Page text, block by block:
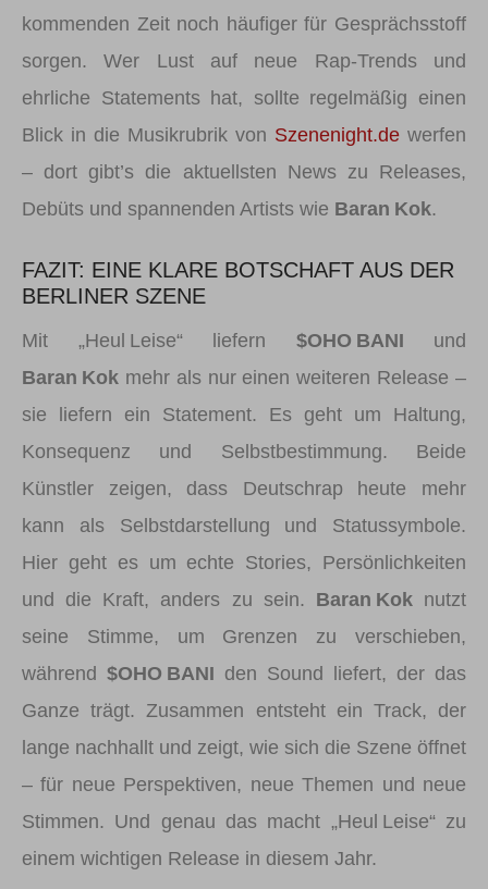
kommenden Zeit noch häufiger für Gesprächsstoff
sorgen. Wer Lust auf neue Rap-Trends und
ehrliche Statements hat, sollte regelmäßig einen
Blick in die Musikrubrik von Szenenight.de werfen
– dort gibt’s die aktuellsten News zu Releases,
Debüts und spannenden Artists wie Baran Kok.
FAZIT: EINE KLARE BOTSCHAFT AUS DER
BERLINER SZENE
Mit „Heul Leise“ liefern $OHO BANI und
Baran Kok mehr als nur einen weiteren Release –
sie liefern ein Statement. Es geht um Haltung,
Konsequenz und Selbstbestimmung. Beide
Künstler zeigen, dass Deutschrap heute mehr
kann als Selbstdarstellung und Statussymbole.
Hier geht es um echte Stories, Persönlichkeiten
und die Kraft, anders zu sein. Baran Koknutzt
seine Stimme, um Grenzen zu verschieben,
während $OHO BANI den Sound liefert, der das
Ganze trägt. Zusammen entsteht ein Track, der
lange nachhallt und zeigt, wie sich die Szene öffnet
– für neue Perspektiven, neue Themen und neue
Stimmen. Und genau das macht „Heul Leise“ zu
einem wichtigen Release in diesem Jahr.